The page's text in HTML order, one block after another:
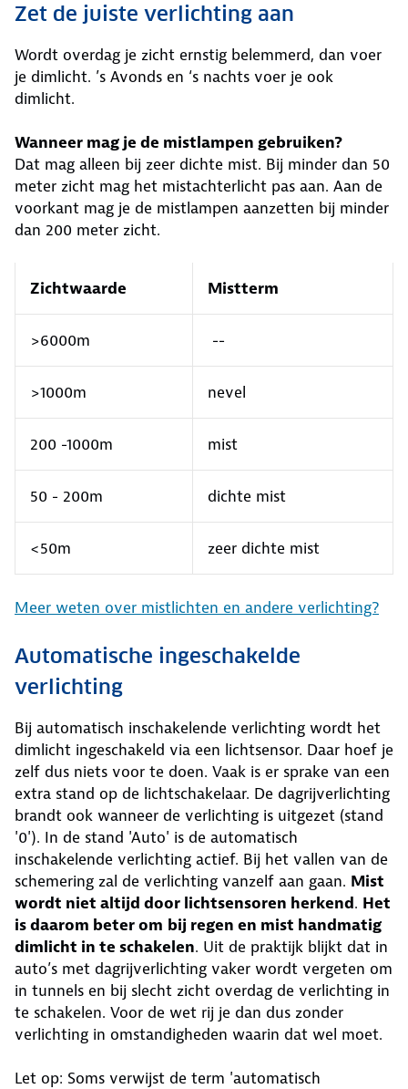
Zet de juiste verlichting aan
Wordt overdag je zicht ernstig belemmerd, dan voer
je dimlicht. ’s Avonds en ‘s nachts voer je ook
dimlicht.
Wanneer mag je de mistlampen gebruiken?
Dat mag alleen bij zeer dichte mist. Bij minder dan 50
meter zicht mag het mistachterlicht pas aan. Aan de
voorkant mag je de mistlampen aanzetten bij minder
dan 200 meter zicht.
Zichtwaarde Mistterm
>6000m --
>1000m nevel
200 -1000m mist
50 - 200m dichte mist
<50m zeer dichte mist
Meer weten over mistlichten en andere verlichting?
Automatische ingeschakelde
verlichting
Bij automatisch inschakelende verlichting wordt het
dimlicht ingeschakeld via een lichtsensor. Daar hoef je
zelf dus niets voor te doen. Vaak is er sprake van een
extra stand op de lichtschakelaar. De dagrijverlichting
brandt ook wanneer de verlichting is uitgezet (stand
'0'). In de stand 'Auto' is de automatisch
inschakelende verlichting actief. Bij het vallen van de
schemering zal de verlichting vanzelf aan gaan. Mist
wordt niet altijd door lichtsensoren herkend. Het
is daarom beter om bij regen en mist handmatig
dimlicht in te schakelen. Uit de praktijk blijkt dat in
auto’s met dagrijverlichting vaker wordt vergeten om
in tunnels en bij slecht zicht overdag de verlichting in
te schakelen. Voor de wet rij je dan dus zonder
verlichting in omstandigheden waarin dat wel moet.
Let op: Soms verwijst de term 'automatisch